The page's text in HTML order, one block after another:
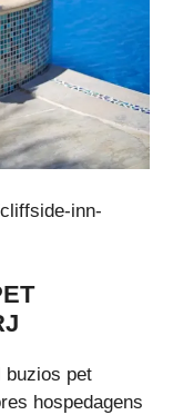
inn-
buzios pet
hospedagens